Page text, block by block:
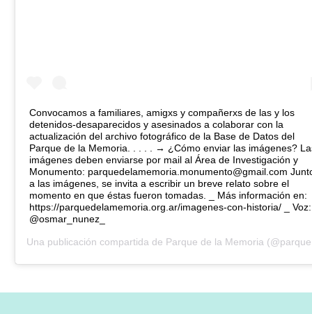
Convocamos a familiares, amigxs y compañerxs de las y los
detenidos-desaparecidos y asesinados a colaborar con la
actualización del archivo fotográfico de la Base de Datos del
Parque de la Memoria. . . . . → ¿Cómo enviar las imágenes?
imágenes deben enviarse por mail al Área de Investigación y
Monumento: parquedelamemoria.monumento@gmail.com
a las imágenes, se invita a escribir un breve relato sobre el
momento en que éstas fueron tomadas. _ Más información en:
https://parquedelamemoria.org.ar/imagenes-con-historia/ _ Voz:
@osmar_nunez_
Una publicación compartida de Parque de la Memoria (@parquedelamemoria) el